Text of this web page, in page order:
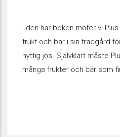
I den här boken möter vi
frukt och bär i sin trädgård
nyttig jos. Självklart måste
många frukter och bär som